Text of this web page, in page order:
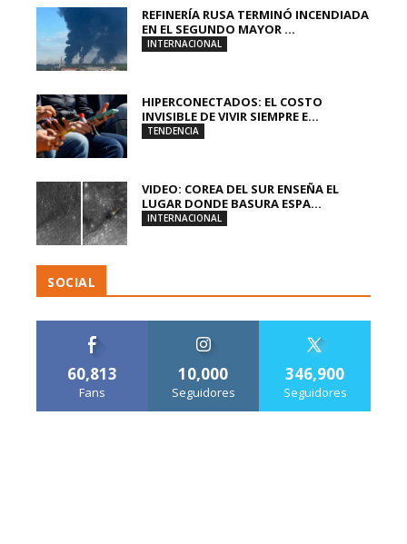
REFINERÍA RUSA TERMINÓ INCENDIADA
EN EL SEGUNDO MAYOR ...
INTERNACIONAL
HIPERCONECTADOS: EL COSTO
INVISIBLE DE VIVIR SIEMPRE E...
TENDENCIA
VIDEO: COREA DEL SUR ENSEÑA EL
LUGAR DONDE BASURA ESPA...
INTERNACIONAL
SOCIAL
60,813
Fans
10,000
Seguidores
346,900
Seguidores